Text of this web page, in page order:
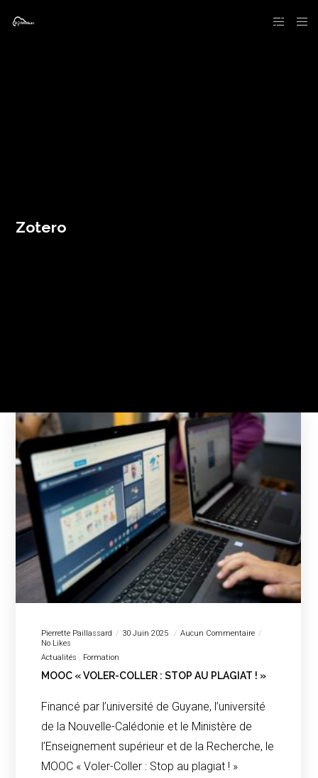
Zotero
Pierrette Paillassard 30 Juin 2025
Aucun Commentaire
No Likes
Actualités
Formation
MOOC « VOLER-COLLER : STOP AU PLAGIAT ! »
Financé par l’université de Guyane, l’université
de la Nouvelle-Calédonie et le Ministère de
l’Enseignement supérieur et de la Recherche, le
MOOC « Voler-Coller : Stop au plagiat ! »